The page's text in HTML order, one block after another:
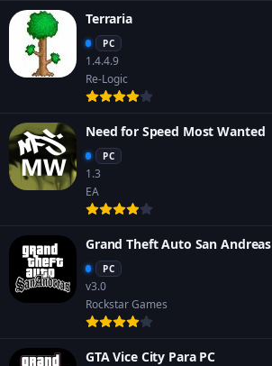
Terraria
PC
1.4.4.9
Re-Logic
Need for Speed Most Wanted
PC
1.3
EA
Grand Theft Auto San Andreas
PC
v3.0
Rockstar Games
GTA Vice City Para PC